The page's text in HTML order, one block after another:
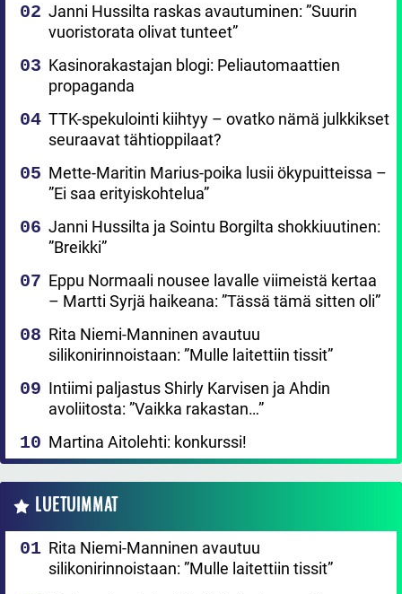
Janni Hussilta raskas avautuminen: ”Suurin
vuoristorata olivat tunteet”
Kasinorakastajan blogi: Peliautomaattien
propaganda
TTK-spekulointi kiihtyy – ovatko nämä julkkikset
seuraavat tähtioppilaat?
Mette-Maritin Marius-poika lusii ökypuitteissa –
”Ei saa erityiskohtelua”
Janni Hussilta ja Sointu Borgilta shokkiuutinen:
”Breikki”
Eppu Normaali nousee lavalle viimeistä kertaa
– Martti Syrjä haikeana: ”Tässä tämä sitten oli”
Rita Niemi-Manninen avautuu
silikonirinnoistaan: ”Mulle laitettiin tissit”
Intiimi paljastus Shirly Karvisen ja Ahdin
avoliitosta: ”Vaikka rakastan…”
Martina Aitolehti: konkurssi!
LUETUIMMAT
Rita Niemi-Manninen avautuu
silikonirinnoistaan: ”Mulle laitettiin tissit”